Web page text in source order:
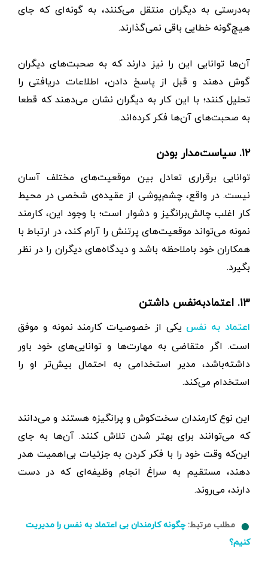
به‌درستی به دیگران منتقل می‌کنند، به گونه‌ای که جای
هیچ‌گونه خطایی باقی نمی‌گذارند.
آن‌ها توانایی این را نیز دارند که به صحبت‌های دیگران
گوش دهند و قبل از پاسخ دادن، اطلاعات دریافتی را
تحلیل کنند؛ با این کار به دیگران نشان می‌دهند که قطعا
به صحبت‌های آن‌ها فکر کرده‌اند.
۱۲. سیاست‌مدار بودن
توانایی برقراری تعادل بین موقعیت‌های مختلف آسان
نیست. در واقع، چشم‌پوشی از عقیده‌ی شخصی در محیط
کار اغلب چالش‌برانگیز و دشوار است؛ با وجود این، کارمند
نمونه می‌تواند موقعیت‌های پر‌تنش را آرام کند، در ارتباط با
همکاران خود با‌ملاحظه باشد و دیدگاه‌های دیگران را در نظر
بگیرد.
۱۳. اعتماد‌به‌نفس داشتن
اعتماد‌ به نفس یکی از خصوصیات کارمند نمونه و موفق
است. اگر متقاضی به مهارت‌ها و توانایی‌های خود باور
داشته‌باشد، مدیر استخدامی به احتمال بیش‌تر او را
استخدام می‌کند.
این نوع کارمندان سخت‌کوش و پرانگیزه هستند و می‌دانند
که می‌توانند برای بهتر شدن تلاش کنند. آن‌ها به جای
این‌که وقت خود را با فکر کردن به جزئیات بی‌اهمیت هدر
دهند، مستقیم به سراغ انجام وظیفه‌ای که در دست
دارند، می‌روند.
مطلب مرتبط:چگونه کارمندان بی اعتماد به نفس را مدیریت
کنیم؟